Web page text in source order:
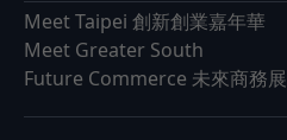
Meet Taipei 創新創業嘉年華
Meet Greater South
Future Commerce 未來商務展